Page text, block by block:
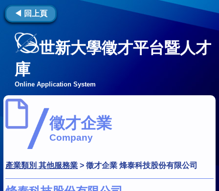
◀ 回上頁
世新大學徵才平台暨人才
庫
Online Application System
徵才企業
Company
產業類別 其他服務業 >徵才企業 烽泰科技股份有限公司